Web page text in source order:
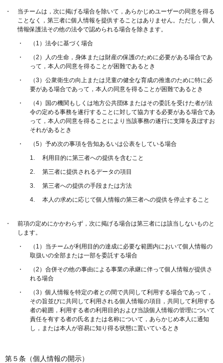
当チームは，次に掲げる場合を除いて，あらかじめユーザーの同意を得る
ことなく，第三者に個人情報を提供することはありません。ただし，個人
情報保護法その他の法令で認められる場合を除きます。
（1）法令に基づく場合
（2）人の生命，身体または財産の保護のために必要がある場合であ
って，本人の同意を得ることが困難であるとき
（3）公衆衛生の向上または児童の健全な育成の推進のために特に必
要がある場合であって，本人の同意を得ることが困難であるとき
（4）国の機関もしくは地方公共団体またはその委託を受けた者が法
令の定める事務を遂行することに対して協力する必要がある場合であ
って，本人の同意を得ることにより当該事務の遂行に支障を及ぼすお
それがあるとき
（5）予め次の事項を告知あるいは公表をしている場合
利用目的に第三者への提供を含むこと
第三者に提供されるデータの項目
第三者への提供の手段または方法
本人の求めに応じて個人情報の第三者への提供を停止すること
前項の定めにかかわらず，次に掲げる場合は第三者には該当しないものと
します。
（1）当チームが利用目的の達成に必要な範囲内において個人情報の
取扱いの全部または一部を委託する場合
（2）合併その他の事由による事業の承継に伴って個人情報が提供さ
れる場合
（3）個人情報を特定の者との間で共同して利用する場合であって，
その旨並びに共同して利用される個人情報の項目，共同して利用する
者の範囲，利用する者の利用目的および当該個人情報の管理について
責任を有する者の氏名または名称について，あらかじめ本人に通知
し，または本人が容易に知り得る状態に置いているとき
第５条（個人情報の開示）